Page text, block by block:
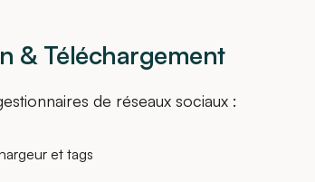
& Téléchargement
de réseaux sociaux :
et tags